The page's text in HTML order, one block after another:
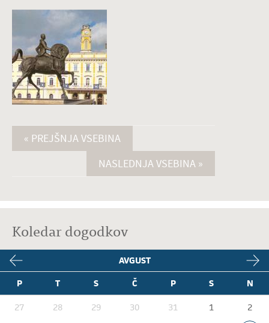
« PREJŠNJA VSEBINA
NASLEDNJA VSEBINA »
Koledar dogodkov
AVGUST
P
T S Č P S N
27 28 29 30 31 1
2